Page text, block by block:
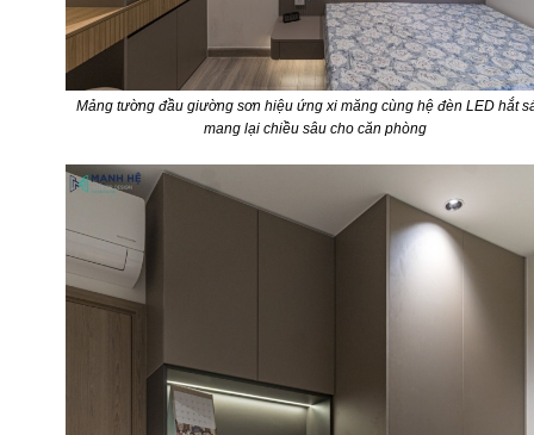
Mảng tường đầu giường sơn hiệu ứng xi măng cùng hệ đèn LED hắt
mang lại chiều sâu cho căn phòng